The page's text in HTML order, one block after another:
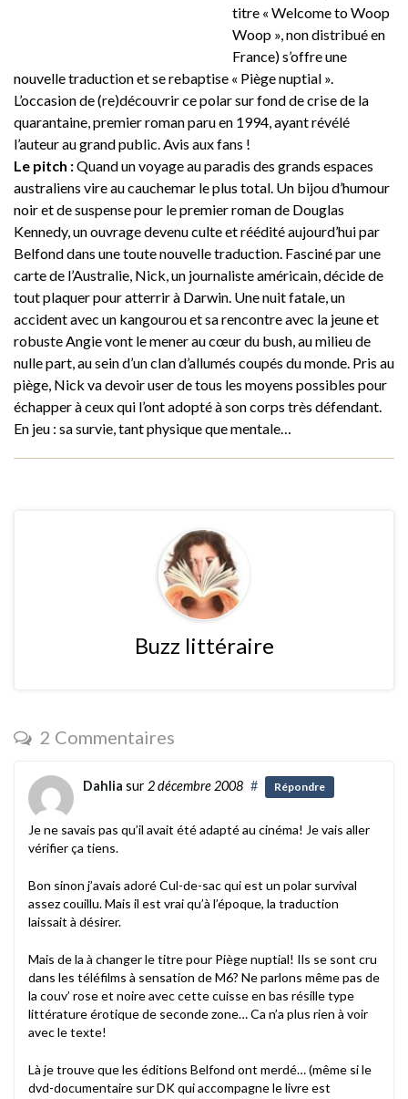
titre « Welcome to Woop
Woop », non distribué en
France) s’offre une
nouvelle traduction et se rebaptise « Piège nuptial ».
L’occasion de (re)découvrir ce polar sur fond de crise de la
quarantaine, premier roman paru en 1994, ayant révélé
l’auteur au grand public. Avis aux fans !
Le pitch :Quand un voyage au paradis des grands espaces
australiens vire au cauchemar le plus total. Un bijou d’humour
noir et de suspense pour le premier roman de Douglas
Kennedy, un ouvrage devenu culte et réédité aujourd’hui par
Belfond dans une toute nouvelle traduction. Fasciné par une
carte de l’Australie, Nick, un journaliste américain, décide de
tout plaquer pour atterrir à Darwin. Une nuit fatale, un
accident avec un kangourou et sa rencontre avec la jeune et
robuste Angie vont le mener au cœur du bush, au milieu de
nulle part, au sein d’un clan d’allumés coupés du monde. Pris au
piège, Nick va devoir user de tous les moyens possibles pour
échapper à ceux qui l’ont adopté à son corps très défendant.
En jeu : sa survie, tant physique que mentale…
Buzz littéraire
2 Commentaires
Dahlia sur 2 décembre 2008 # Répondre
Je ne savais pas qu’il avait été adapté au cinéma! Je vais aller
vérifier ça tiens.
Bon sinon j’avais adoré Cul-de-sac qui est un polar survival
assez couillu. Mais il est vrai qu’à l’époque, la traduction
laissait à désirer.
Mais de la à changer le titre pour Piège nuptial! Ils se sont cru
dans les téléfilms à sensation de M6? Ne parlons même pas de
la couv’ rose et noire avec cette cuisse en bas résille type
littérature érotique de seconde zone… Ca n’a plus rien à voir
avec le texte!
Là je trouve que les éditions Belfond ont merdé… (même si le
dvd-documentaire sur DK qui accompagne le livre est